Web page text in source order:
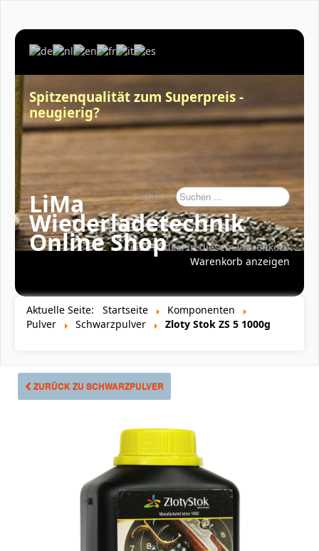
Spitzenqualität zum Superpreis -
neugierig?
Suchen ...
Keine Artikel in diesem Warenkorb
Warenkorb anzeigen
LiMa
Wiederladetechnik
Online Shop
Aktuelle Seite: Startseite
Komponenten
Pulver
Schwarzpulver Zloty Stok ZS 5 1000g
ZURÜCK ZU SCHWARZPULVER